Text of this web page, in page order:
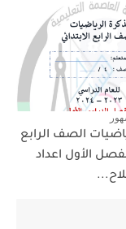
الصف الرابع
الأول اعداد